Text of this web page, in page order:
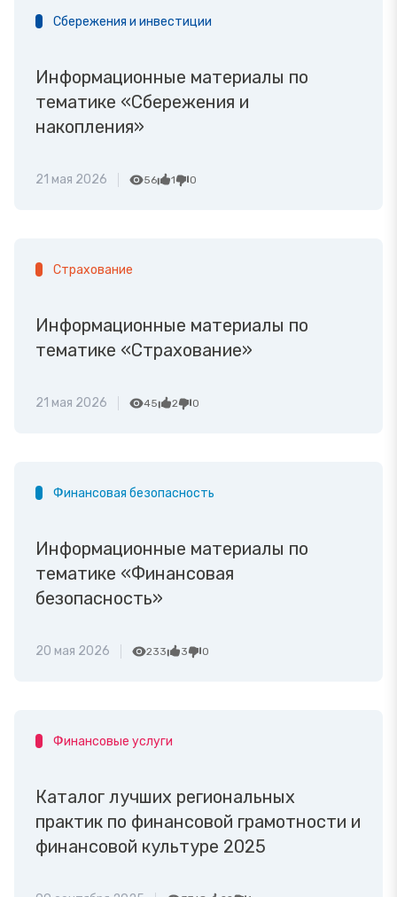
Сбережения и инвестиции
Информационные материалы по
тематике «Сбережения и
накопления»
21 мая 2026 56 1 0
Страхование
Информационные материалы по
тематике «Страхование»
21 мая 2026 45 2 0
Финансовая безопасность
Информационные материалы по
тематике «Финансовая
безопасность»
20 мая 2026 233 3 0
Финансовые услуги
Каталог лучших региональных
практик по финансовой грамотности и
финансовой культуре 2025